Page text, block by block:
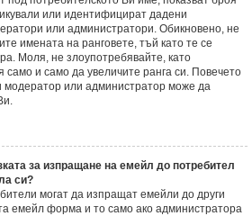
или идентифицират дадени
или администратори. Обикновено, не
имената на ранговете, тъй като те се
Моля, не злоупотребявайте, като
само и само да увеличите ранга си. Повечето
модератор или администратор може да
за изпращане на емейл до потребител
си?
могат да изпращат емейли до други
емейл форма и то само ако администратора